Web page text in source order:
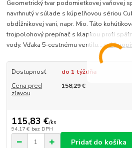
Geometrický tvar podomietkovej vaňovej
navrhnutý v súlade s kúpeľňovou sériou
obdĺžnikovej vani, napr. Mio. Táto
trojpolohový prepínač s klapkou proti
vody. Vďaka 5-cestnému ventilu...celý
Dostupnosť
do 1 týždňa
Cena pred
zľavou
158,29 €
115,83 €/ks
94,17 € bez DPH
Pridať do košíka